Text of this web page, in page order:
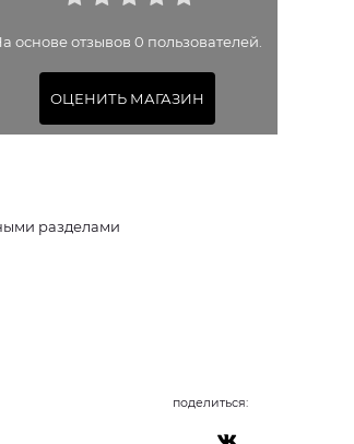
основе отзывов 0 пользователей.
ОЦЕНИТЬ МАГАЗИН
разделами
поделиться: